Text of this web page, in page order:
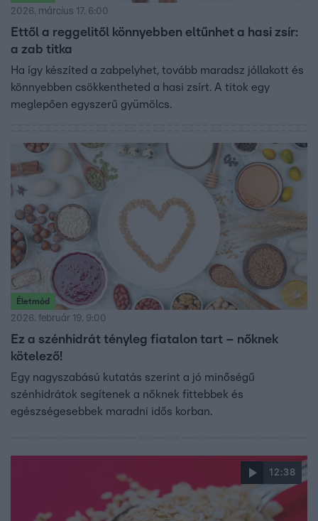
2026. március 17. 6:00
Ettől a reggelitől könnyebben eltűnhet a hasi zsír:
a zab titka
Ha így készíted a zabpelyhet, tovább maradsz jóllakott és
könnyebben csökkentheted a hasi zsírt. A titok egy
meglepően egyszerű gyümölcs.
Életmód
2026. február 19. 9:00
Ez a szénhidrát tényleg fiatalon tart – nőknek
kötelező!
Egy nagyszabású kutatás szerint a jó minőségű
szénhidrátok segítenek a nőknek fittebbek és
egészségesebbek maradni idős korban.
12:38